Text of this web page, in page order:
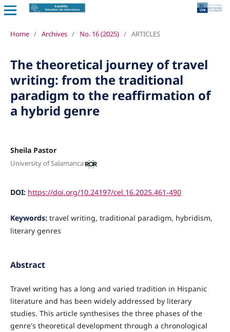
Home / Archives / No. 16 (2025) / ARTICLES
The theoretical journey of travel
writing: from the traditional
paradigm to the reaffirmation of
a hybrid genre
Sheila Pastor
University of Salamanca
DOI: https://doi.org/10.24197/cel.16.2025.461-490
Keywords: travel writing, traditional paradigm, hybridism,
literary genres
Abstract
Travel writing has a long and varied tradition in Hispanic
literature and has been widely addressed by literary
studies. This article synthesises the three phases of the
genre's theoretical development through a chronological